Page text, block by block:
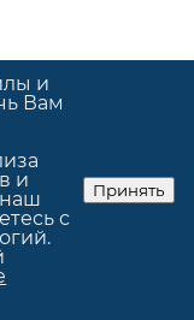
и
Вам
и
наш
с
Принять